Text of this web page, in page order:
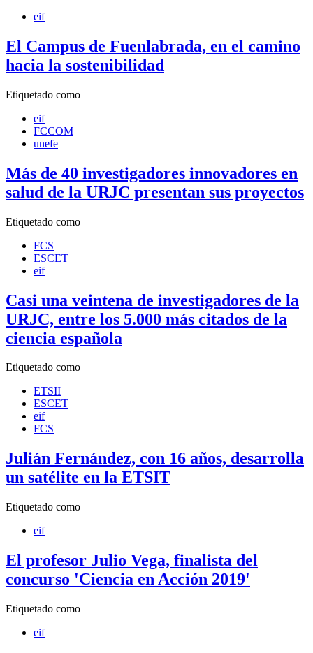
eif
El Campus de Fuenlabrada, en el camino
hacia la sostenibilidad
Etiquetado como
eif
FCCOM
unefe
Más de 40 investigadores innovadores en
salud de la URJC presentan sus proyectos
Etiquetado como
FCS
ESCET
eif
Casi una veintena de investigadores de la
URJC, entre los 5.000 más citados de la
ciencia española
Etiquetado como
ETSII
ESCET
eif
FCS
Julián Fernández, con 16 años, desarrolla
un satélite en la ETSIT
Etiquetado como
eif
El profesor Julio Vega, finalista del
concurso 'Ciencia en Acción 2019'
Etiquetado como
eif